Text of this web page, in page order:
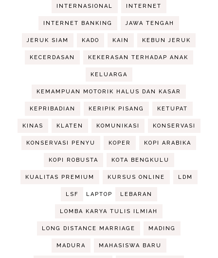
INTERNASIONAL INTERNET
INTERNET BANKING JAWA TENGAH
JERUK SIAM KADO KAIN KEBUN JERUK
KECERDASAN KEKERASAN TERHADAP ANAK
KELUARGA
KEMAMPUAN MOTORIK HALUS DAN KASAR
KEPRIBADIAN KERIPIK PISANG KETUPAT
KINAS KLATEN KOMUNIKASI KONSERVASI
KONSERVASI PENYU KOPER KOPI ARABIKA
KOPI ROBUSTA KOTA BENGKULU
KUALITAS PREMIUM KURSUS ONLINE LDM
LSF LAPTOP LEBARAN
LOMBA KARYA TULIS ILMIAH
LONG DISTANCE MARRIAGE MADING
MADURA MAHASISWA BARU